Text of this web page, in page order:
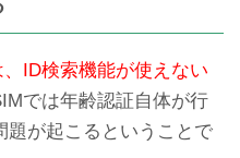
ID検索機能が使えない
では年齢認証自体が行
題が起こるということで